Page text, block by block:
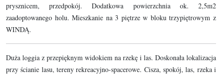
prysznicem, przedpokój. Dodatkowa powierzchnia ok. 2,5m2
zaadoptowanego holu. Mieszkanie na 3 piętrze w bloku trzypiętrowym z
WINDĄ.
Duża loggia z przepięknym widokiem na rzekę i las. Doskonała lokalizacja
przy ścianie lasu, tereny rekreacyjno-spacerowe. Cisza, spokój, las, rzeka i